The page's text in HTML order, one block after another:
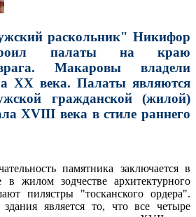
раскольник" Никифор
палаты на краю
Макаровы владели
XX века. Палаты являются
гражданской (жилой)
XVIII века в стиле раннего
памятника заключается в
жилом зодчестве архитектурного
пилястры "тосканского ордера".
является то, что все четыре